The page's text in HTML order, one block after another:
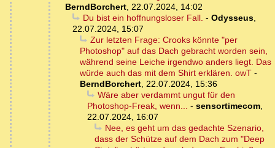
BerndBorchert, 22.07.2024, 14:02
Du bist ein hoffnungsloser Fall. - Odysseus,
22.07.2024, 15:07
Zur letzten Frage: Crooks könnte "per
Photoshop" auf das Dach gebracht worden sein,
während seine Leiche irgendwo anders liegt. Das
würde auch das mit dem Shirt erklären. owT -
BerndBorchert, 22.07.2024, 15:36
Wäre aber verdammt ungut für den
Photoshop-Freak, wenn... - sensortimecom,
22.07.2024, 16:07
Nee, es geht um das gedachte Szenario,
dass der Schütze auf dem Dach zum "Deep